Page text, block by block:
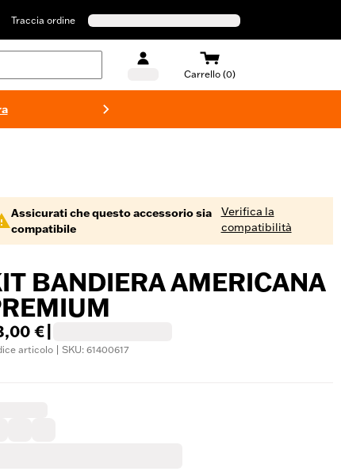
Traccia ordine
Carrello (0)
Assicurati che questo accessorio sia
compatibile
Verifica la
compatibilità
BANDIERA AMERICANA
€
articolo | SKU: 61400617